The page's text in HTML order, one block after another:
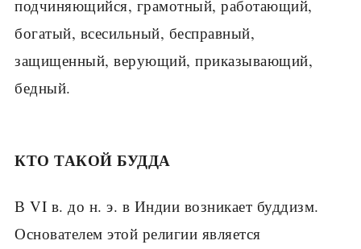
подчиняющийся, грамотный, работающий,
богатый, всесильный, бесправный,
защищенный, верующий, приказывающий,
бедный.
КТО ТАКОЙ БУДДА
В VI в. до н. э. в Индии возникает буд­дизм.
Основателем этой религии является